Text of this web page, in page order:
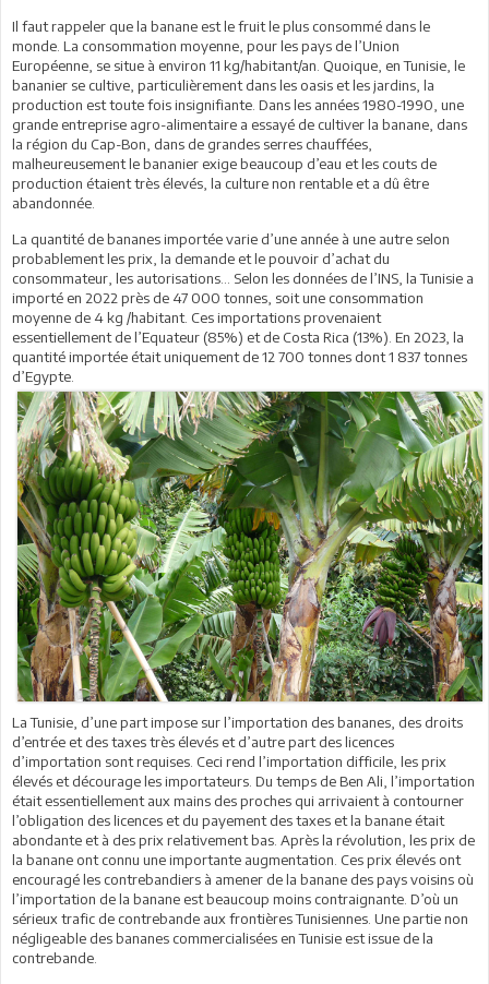
Il faut rappeler que la banane est le fruit le plus consommé dans le
monde. La consommation moyenne, pour les pays de l’Union
Européenne, se situe à environ 11 kg/habitant/an. Quoique, en Tunisie, le
bananier se cultive, particulièrement dans les oasis et les jardins, la
production est toute fois insignifiante. Dans les années 1980-1990, une
grande entreprise agro-alimentaire a essayé de cultiver la banane, dans
la région du Cap-Bon, dans de grandes serres chauffées,
malheureusement le bananier exige beaucoup d’eau et les couts de
production étaient très élevés, la culture non rentable et a dû être
abandonnée.
La quantité de bananes importée varie d’une année à une autre selon
probablement les prix, la demande et le pouvoir d’achat du
consommateur, les autorisations… Selon les données de l’INS, la Tunisie a
importé en 2022 près de 47 000 tonnes, soit une consommation
moyenne de 4 kg /habitant. Ces importations provenaient
essentiellement de l’Equateur (85%) et de Costa Rica (13%). En 2023, la
quantité importée était uniquement de 12 700 tonnes dont 1 837 tonnes
d’Egypte.
La Tunisie, d’une part impose sur l’importation des bananes, des droits
d’entrée et des taxes très élevés et d’autre part des licences
d’importation sont requises. Ceci rend l’importation difficile, les prix
élevés et décourage les importateurs. Du temps de Ben Ali, l’importation
était essentiellement aux mains des proches qui arrivaient à contourner
l’obligation des licences et du payement des taxes et la banane était
abondante et à des prix relativement bas. Après la révolution, les prix de
la banane ont connu une importante augmentation. Ces prix élevés ont
encouragé les contrebandiers à amener de la banane des pays voisins où
l’importation de la banane est beaucoup moins contraignante. D’où un
sérieux trafic de contrebande aux frontières Tunisiennes. Une partie non
négligeable des bananes commercialisées en Tunisie est issue de la
contrebande.